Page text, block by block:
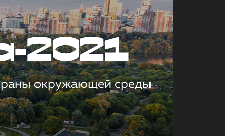
2021
окружающей среды